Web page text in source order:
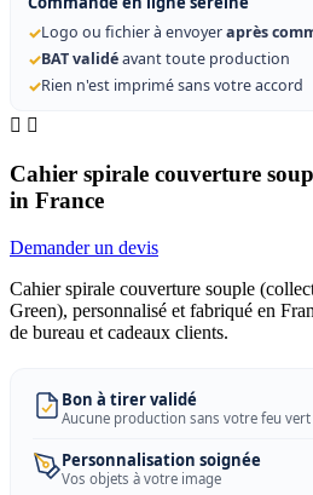
✓Logo ou fichier à envoyeraprès
✓BAT validéavant toute production
✓Rien n'est imprimé sans votre accord
 
Cahier spirale couverture
in France
Demander un devis
Cahier spirale couverture souple
Green), personnalisé et fabriqué en
de bureau et cadeaux clients.
Bon à tirer validé
Aucune production sans votre feu vert
Personnalisation soignée
Vos objets à votre image